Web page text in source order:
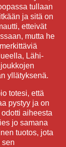
tullaan
ja sitä on
etteivät
mutta he
Lähi-
yllätyksenä.
totesi, että
pystyy ja on
aiheesta
jo samana
tuotos, jota
sen